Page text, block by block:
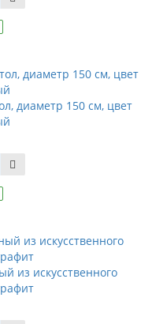
диаметр 150 см, цвет
из искусственного